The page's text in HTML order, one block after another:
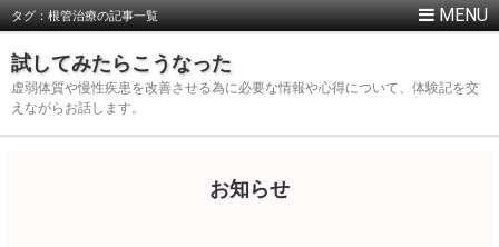
タグ：根管治療の記事一覧
試してみたらこうなった
虚弱体質や慢性疾患を改善させる為に必要な情報や心得について、体験記を交
えながらお話します。
お知らせ